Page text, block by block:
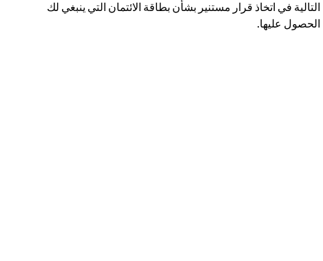
التالية في اتخاذ قرار مستنير بشأن بطاقة الائتمان التي ينبغي لك
الحصول عليها.